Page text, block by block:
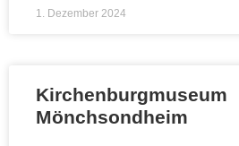
1. Dezember 2024
Kirchenburgmuseum
Mönchsondheim